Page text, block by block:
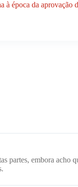
à época da aprovação
partes, embora acho